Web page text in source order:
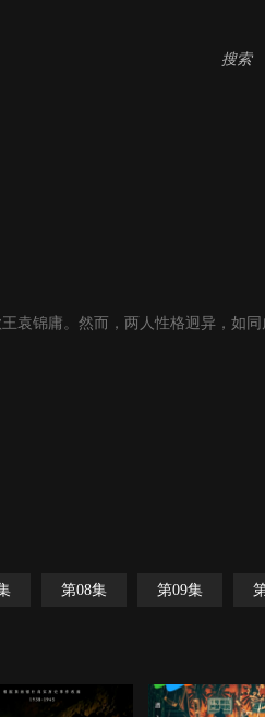
搜索
袁锦庸。然而，两人性格迥异，如
第08集 第09集